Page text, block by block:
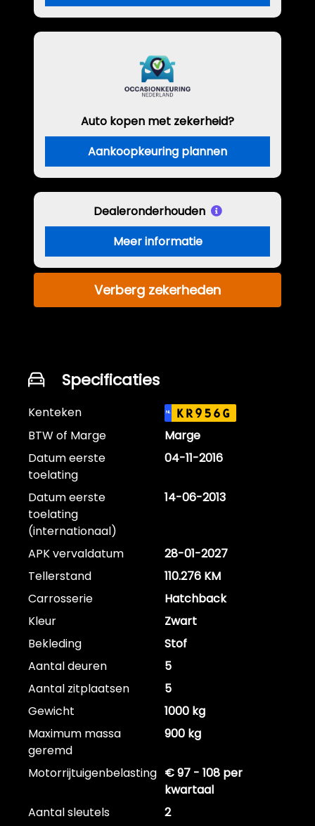
Auto kopen met zekerheid?
Aankoopkeuring plannen
Dealeronderhouden
Meer informatie
Verberg zekerheden
Specificaties
Kenteken NL KR956G
BTW of Marge
Marge
Datum eerste
toelating
04-11-2016
Datum eerste
toelating
(internationaal)
14-06-2013
APK vervaldatum
28-01-2027
Tellerstand
110.276 KM
Carrosserie
Hatchback
Kleur
Zwart
Bekleding
Stof
Aantal deuren
5
Aantal zitplaatsen
5
Gewicht
1000 kg
Maximum massa
geremd
900 kg
Motorrijtuigenbelasting € 97 - 108 per
kwartaal
Aantal sleutels
2